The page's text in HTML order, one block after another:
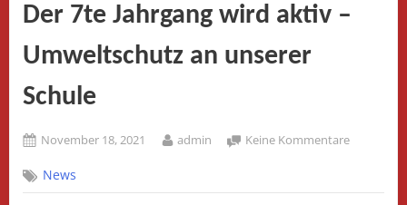
Der 7te Jahrgang wird aktiv –
Umweltschutz an unserer
Schule
Posted
November 18, 2021 By
admin Keine Kommentarezu
Jahrgang
News